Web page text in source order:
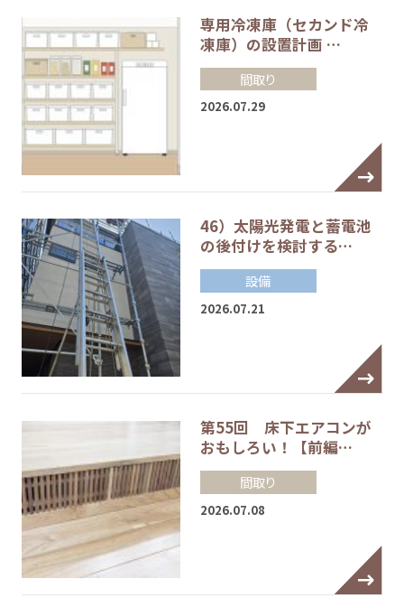
専用冷凍庫（セカンド冷
凍庫）の設置計画 …
間取り
2026.07.29
46）太陽光発電と蓄電池
の後付けを検討する…
設備
2026.07.21
第55回 床下エアコンが
おもしろい！【前編…
間取り
2026.07.08